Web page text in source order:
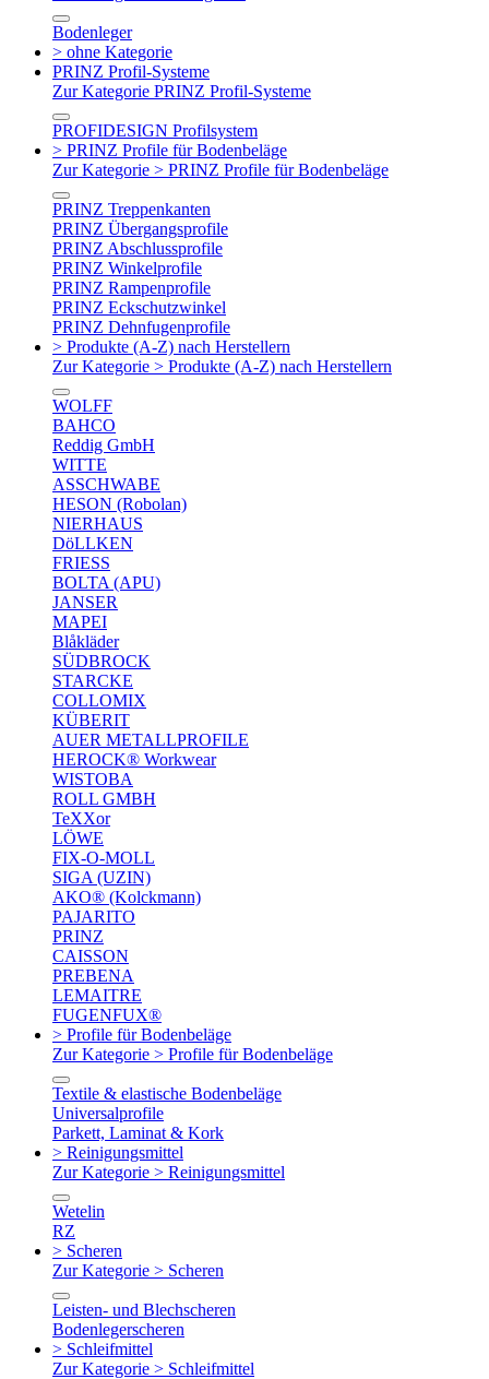
Bodenleger
> ohne Kategorie
PRINZ Profil-Systeme
Zur Kategorie PRINZ Profil-Systeme
PROFIDESIGN Profilsystem
> PRINZ Profile für Bodenbeläge
Zur Kategorie > PRINZ Profile für Bodenbeläge
PRINZ Treppenkanten
PRINZ Übergangsprofile
PRINZ Abschlussprofile
PRINZ Winkelprofile
PRINZ Rampenprofile
PRINZ Eckschutzwinkel
PRINZ Dehnfugenprofile
> Produkte (A-Z) nach Herstellern
Zur Kategorie > Produkte (A-Z) nach Herstellern
WOLFF
BAHCO
Reddig GmbH
WITTE
ASSCHWABE
HESON (Robolan)
NIERHAUS
DöLLKEN
FRIESS
BOLTA (APU)
JANSER
MAPEI
Blåkläder
SÜDBROCK
STARCKE
COLLOMIX
KÜBERIT
AUER METALLPROFILE
HEROCK® Workwear
WISTOBA
ROLL GMBH
TeXXor
LÖWE
FIX-O-MOLL
SIGA (UZIN)
AKO® (Kolckmann)
PAJARITO
PRINZ
CAISSON
PREBENA
LEMAITRE
FUGENFUX®
> Profile für Bodenbeläge
Zur Kategorie > Profile für Bodenbeläge
Textile & elastische Bodenbeläge
Universalprofile
Parkett, Laminat & Kork
> Reinigungsmittel
Zur Kategorie > Reinigungsmittel
Wetelin
RZ
> Scheren
Zur Kategorie > Scheren
Leisten- und Blechscheren
Bodenlegerscheren
> Schleifmittel
Zur Kategorie > Schleifmittel